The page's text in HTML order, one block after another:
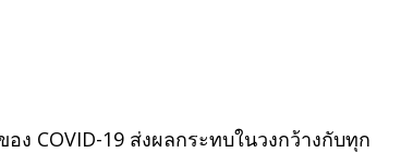
ง COVID-19 ส่งผลกระทบในวงกว้างกับทุก